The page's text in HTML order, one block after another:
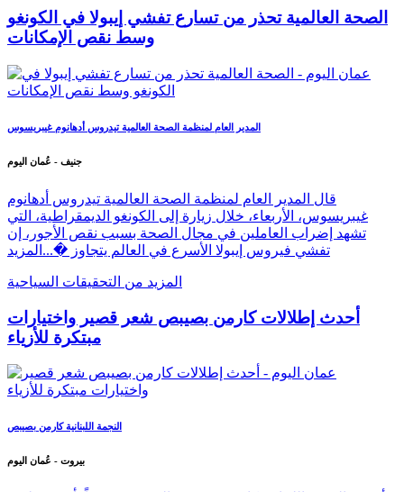
الصحة العالمية تحذر من تسارع تفشي إيبولا في الكونغو
وسط نقص الإمكانات
المدير العام لمنظمة الصحة العالمية تيدروس أدهانوم غيبريسوس
جنيف - عُمان اليوم
قال المدير العام لمنظمة الصحة العالمية تيدروس أدهانوم
غيبريسوس، الأربعاء، خلال زيارة إلى الكونغو الديمقراطية، التي
تشهد إضراب العاملين في مجال الصحة بسبب نقص الأجور، إن
تفشي فيروس إيبولا الأسرع في العالم يتجاوز �... المزيد
المزيد من التحقيقات السياحية
أحدث إطلالات كارمن بصيبص شعر قصير واختيارات
مبتكرة للأزياء
النجمة اللبنانية كارمن بصيبص
بيروت - عُمان اليوم